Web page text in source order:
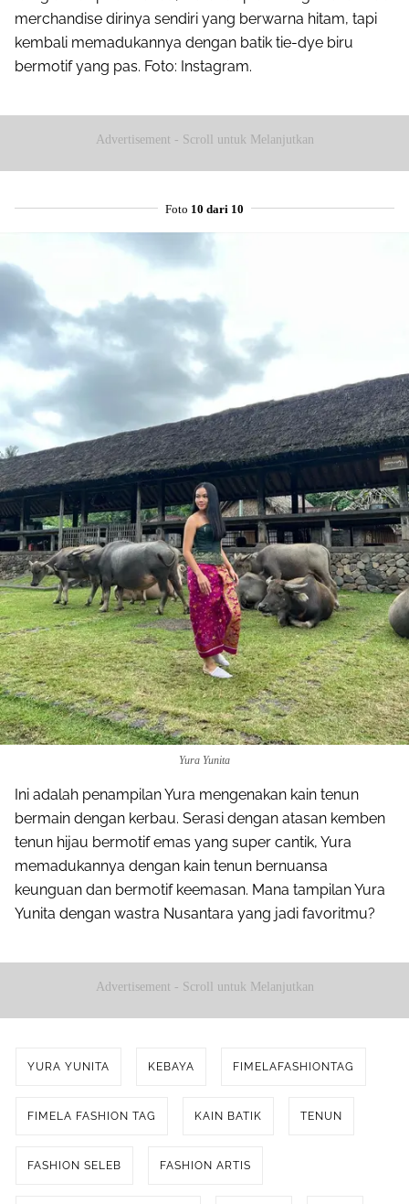
merchandise dirinya sendiri yang berwarna hitam, tapi
kembali memadukannya dengan batik tie-dye biru
bermotif yang pas. Foto: Instagram.
Advertisement - Scroll untuk Melanjutkan
Foto 10 dari 10
Yura Yunita
Ini adalah penampilan Yura mengenakan kain tenun
bermain dengan kerbau. Serasi dengan atasan kemben
tenun hijau bermotif emas yang super cantik, Yura
memadukannya dengan kain tenun bernuansa
keunguan dan bermotif keemasan. Mana tampilan Yura
Yunita dengan wastra Nusantara yang jadi favoritmu?
Advertisement - Scroll untuk Melanjutkan
YURA YUNITA KEBAYA FIMELAFASHIONTAG
FIMELA FASHION TAG KAIN BATIK TENUN
FASHION SELEB FASHION ARTIS